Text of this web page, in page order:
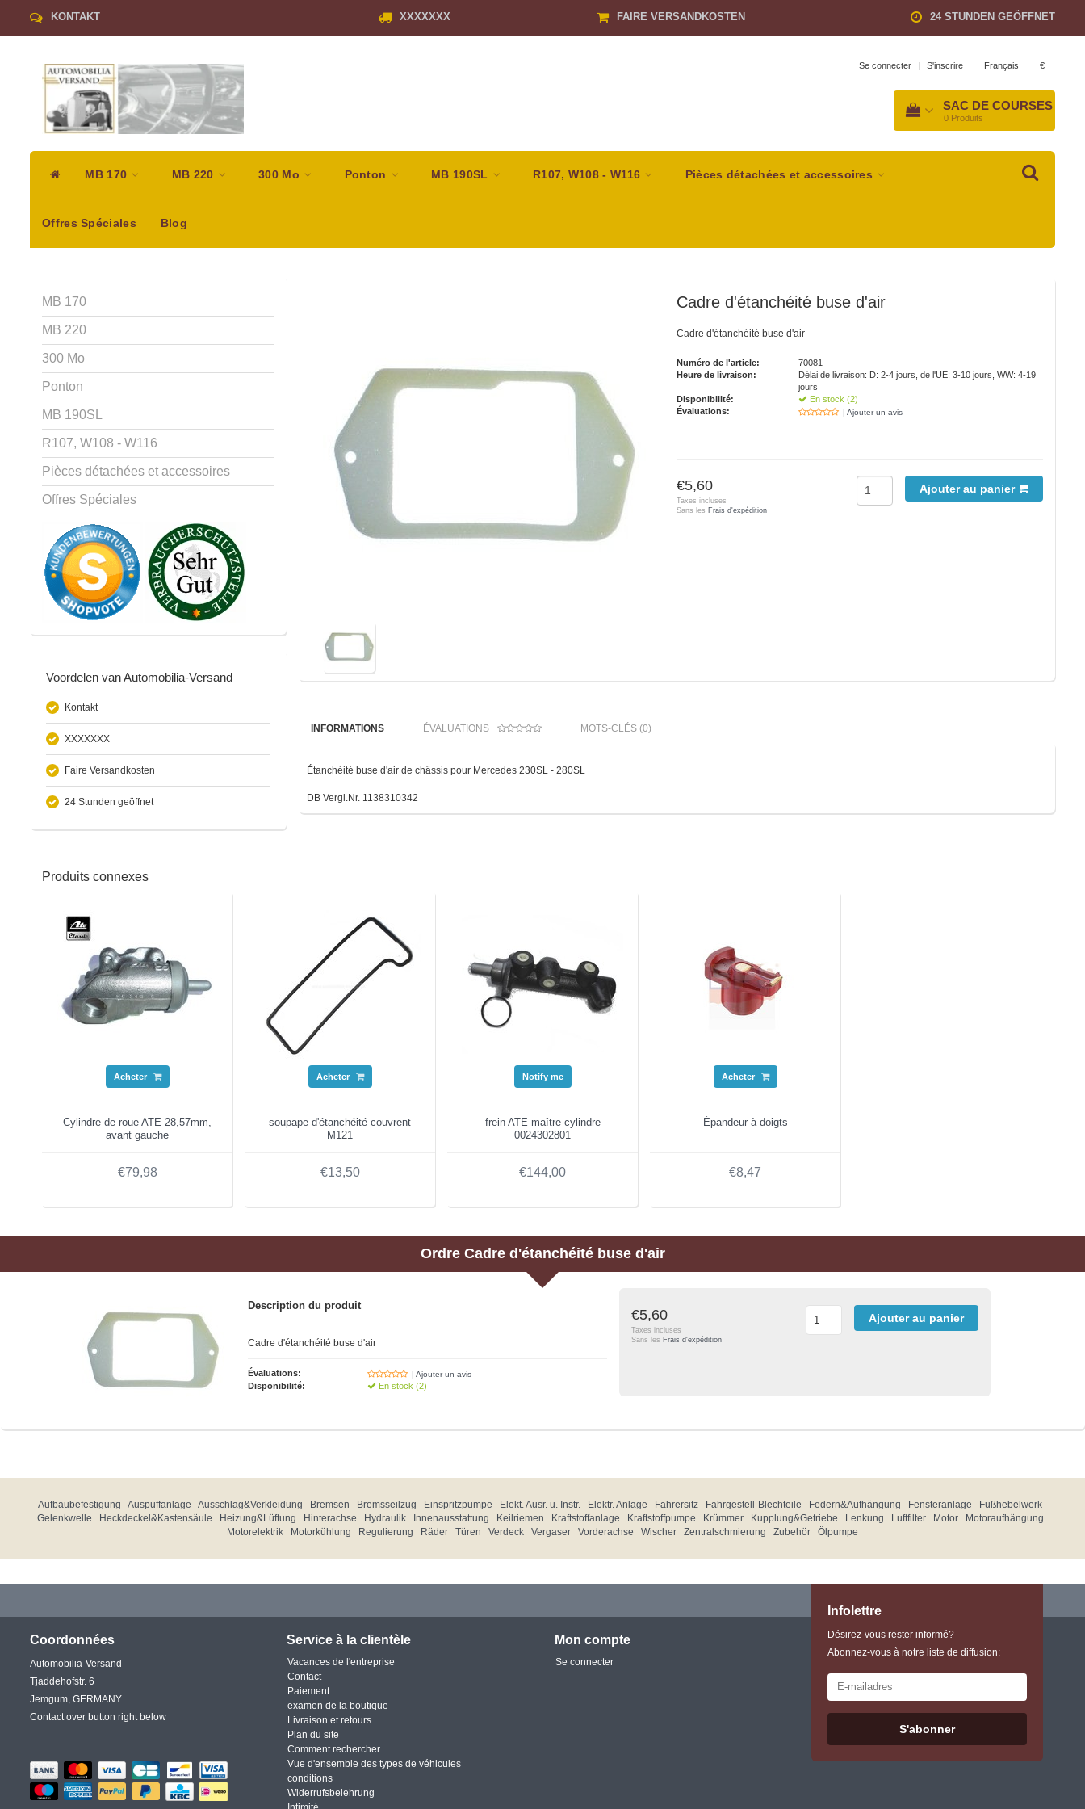
KONTAKT XXXXXXX FAIRE VERSANDKOSTEN 24 STUNDEN GEÖFFNET
Se connecter | S'inscrire Français €
SAC DE COURSES
0 Produits
MB 170 MB 220 300 Mo Ponton MB 190SL R107, W108 - W116 Pièces détachées et accessoires
Offres Spéciales Blog
MB 170
MB 220
300 Mo
Ponton
MB 190SL
R107, W108 - W116
Pièces détachées et accessoires
Offres Spéciales
Voordelen van Automobilia-Versand
Kontakt
XXXXXXX
Faire Versandkosten
24 Stunden geöffnet
Cadre d'étanchéité buse d'air
Cadre d'étanchéité buse d'air
Numéro de l'article:
70081
Heure de livraison:
Délai de livraison: D: 2-4 jours, de l'UE: 3-10 jours, WW: 4-19
jours
Disponibilité:
En stock (2)
Évaluations:
| Ajouter un avis
€5,60
Taxes incluses
Sans les Frais d'expédition
Ajouter au panier
INFORMATIONS ÉVALUATIONS MOTS-CLÉS (0)
Étanchéité buse d'air de châssis pour Mercedes 230SL - 280SL
DB Vergl.Nr. 1138310342
Produits connexes
Acheter
Cylindre de roue ATE 28,57mm,
avant gauche
€79,98
Acheter
soupape d'étanchéité couvrent
M121
€13,50
Notify me
frein ATE maître-cylindre
0024302801
€144,00
Acheter
Épandeur à doigts
€8,47
Ordre Cadre d'étanchéité buse d'air
Description du produit
Cadre d'étanchéité buse d'air
Évaluations: | Ajouter un avis
Disponibilité: En stock (2)
€5,60
Taxes incluses
Sans les Frais d'expédition
Ajouter au panier
Aufbaubefestigung Auspuffanlage Ausschlag&Verkleidung Bremsen Bremsseilzug Einspritzpumpe Elekt. Ausr. u. Instr. Elektr. Anlage Fahrersitz Fahrgestell-Blechteile Federn&Aufhängung Fensteranlage
Fußhebelwerk
Gelenkwelle
Heckdeckel&Kastensäule Heizung&Lüftung Hinterachse Hydraulik Innenausstattung Keilriemen Kraftstoffanlage Kraftstoffpumpe Krümmer Kupplung&Getriebe Lenkung Luftfilter Motor
Motoraufhängung
Motorelektrik
Motorkühlung Regulierung Räder Türen Verdeck Vergaser Vorderachse Wischer Zentralschmierung Zubehör Ölpumpe
Coordonnées
Automobilia-Versand
Tjaddehofstr. 6
Jemgum, GERMANY
Contact over button right below
Service à la clientèle
Vacances de l'entreprise
Contact
Paiement
examen de la boutique
Livraison et retours
Plan du site
Comment rechercher
Vue d'ensemble des types de véhicules
conditions
Widerrufsbelehrung
Mon compte
Se connecter
Infolettre
Désirez-vous rester informé?
Abonnez-vous à notre liste de diffusion:
S'abonner